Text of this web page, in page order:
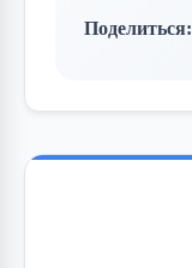
Поделиться: